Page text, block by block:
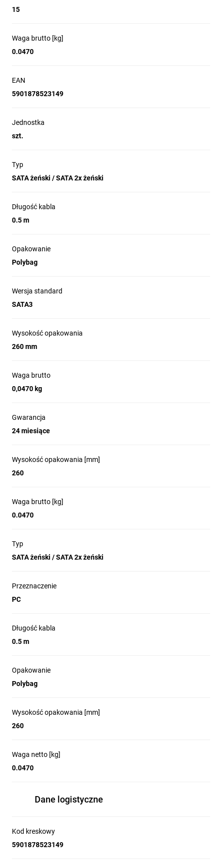
15
Waga brutto [kg]
0.0470
EAN
5901878523149
Jednostka
szt.
Typ
SATA żeński / SATA 2x żeński
Długość kabla
0.5 m
Opakowanie
Polybag
Wersja standard
SATA3
Wysokość opakowania
260 mm
Waga brutto
0,0470 kg
Gwarancja
24 miesiące
Wysokość opakowania [mm]
260
Waga brutto [kg]
0.0470
Typ
SATA żeński / SATA 2x żeński
Przeznaczenie
PC
Długość kabla
0.5 m
Opakowanie
Polybag
Wysokość opakowania [mm]
260
Waga netto [kg]
0.0470
Dane logistyczne
Kod kreskowy
5901878523149